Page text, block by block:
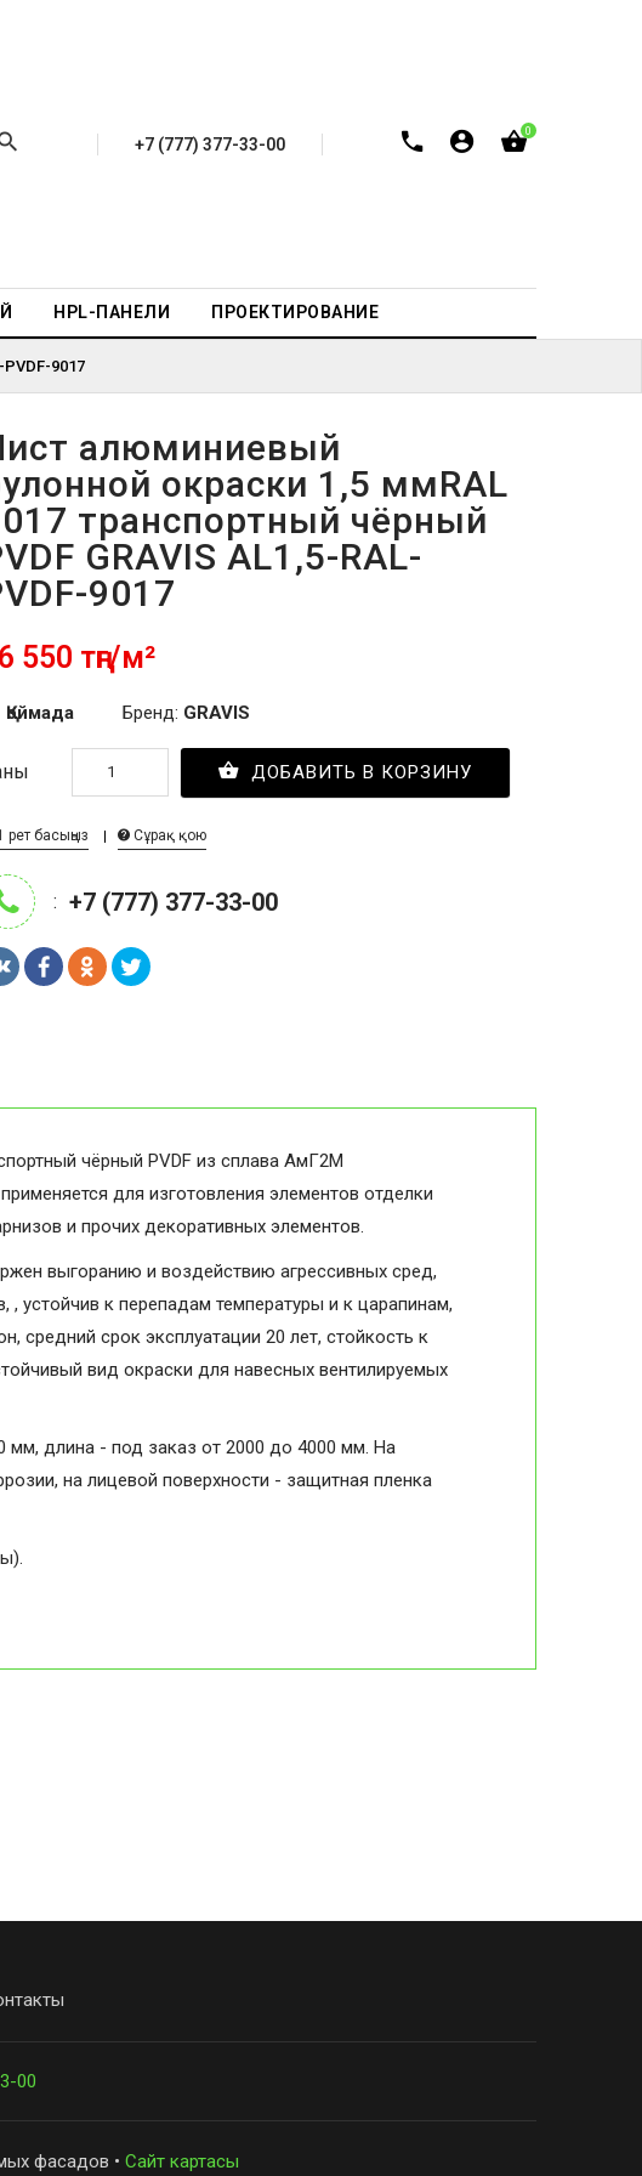
+7 (777) 377-33-00
0
HPL-ПАНЕЛИ ПРОЕКТИРОВАНИЕ
9017
алюминиевый
окраски 1,5 ммRAL
транспортный чёрный
GRAVIS AL1,5-RAL-
9017
550 тңг/м²
Қоймада Бренд: GRAVIS
ДОБАВИТЬ В КОРЗИНУ
рет басыңыз Сұрақ қою
: +7 (777) 377-33-00
чёрный PVDF из сплава АмГ2М
для изготовления элементов отделки
и прочих декоративных элементов.
выгоранию и воздействию агрессивных сред,
устойчив к перепадам температуры и к царапинам,
средний срок эксплуатации 20 лет, стойкость к
вид окраски для навесных вентилируемых
мм, длина - под заказ от 2000 до 4000 мм. На
на лицевой поверхности - защитная пленка
00
фасадов • Сайт картасы